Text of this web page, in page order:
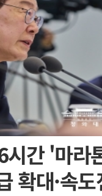
간 '마라
확대·속